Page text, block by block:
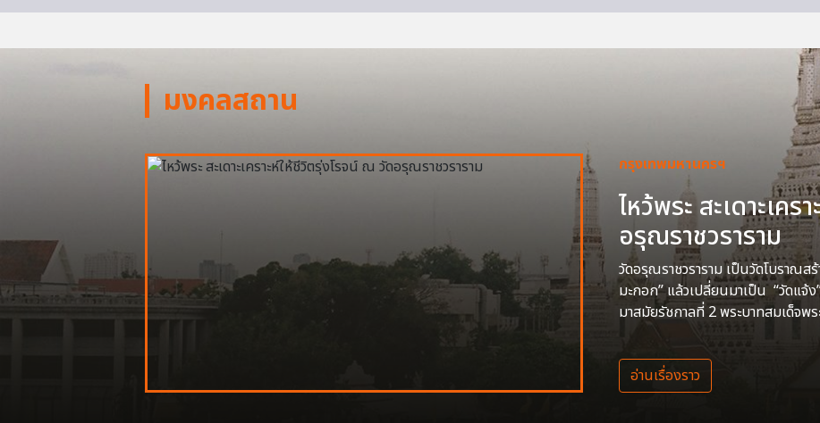
มงคลสถาน
กรุงเทพมหานครฯ
ไหว้พระ สะเดาะเค
อรุณราชวราราม
วัดอรุณราชวราราม เป็นวัดโบราณส
มะกอก” แล้วเปลี่ยนมาเป็น “วัดแจ้
มาสมัยรัชกาลที่ 2 พระบาทสมเด็จพ
อ่านเรื่องราว